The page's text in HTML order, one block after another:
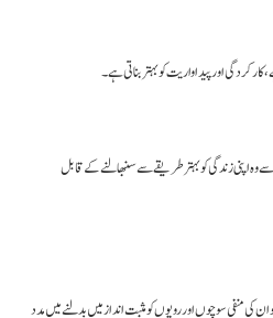
کارکردگی اور پیداواریت کو بہتر بناتی ہے۔
اپنی زندگی کو بہتر طریقے سے سنبھالنے کے قابل
کی منفی سوچوں اور رویوں کو مثبت انداز میں بدلنے میں مدد